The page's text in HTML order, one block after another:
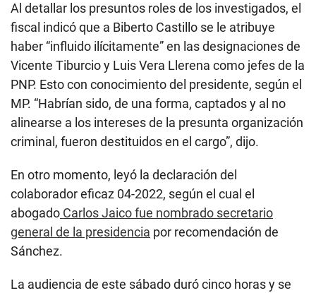
Al detallar los presuntos roles de los investigados, el
fiscal indicó que a Biberto Castillo se le atribuye
haber “influido ilícitamente” en las designaciones de
Vicente Tiburcio y Luis Vera Llerena como jefes de la
PNP. Esto con conocimiento del presidente, según el
MP. “Habrían sido, de una forma, captados y al no
alinearse a los intereses de la presunta organización
criminal, fueron destituidos en el cargo”, dijo.
En otro momento, leyó la declaración del
colaborador eficaz 04-2022, según el cual el
abogado Carlos Jaico fue nombrado secretario
general de la presidencia por recomendación de
Sánchez.
La audiencia de este sábado duró cinco horas y se